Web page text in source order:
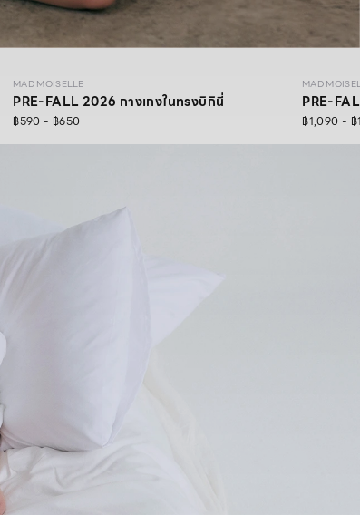
MAD MOISELLE
PRE-FALL 2026 กางเกงในทรงบิกินี่
฿590 - ฿650
MAD
PRE-
฿1,090 - ฿